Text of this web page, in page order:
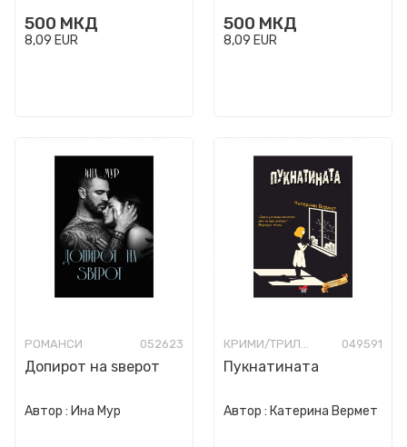
500 МКД
8,09 EUR
500 МКД
8,09 EUR
РОМАНСИ 052623
Допирот на ѕверот
Автор : Ина Мур
КРИМИ/ТРИЛЕР 049591
Пукнатината
Автор : Катерина Вермет